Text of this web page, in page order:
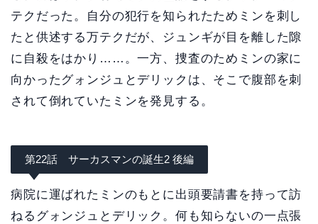
テクだった。自分の犯行を知られたためミンを刺し
たと供述する万テクだが、ジュンギが目を離した隙
に自殺をはかり……。一方、捜査のためミンの家に
向かったグォンジュとデリックは、そこで腹部を刺
されて倒れていたミンを発見する。
第22話 サーカスマンの誕生2 後編
病院に運ばれたミンのもとに出頭要請書を持って訪
ねるグォンジュとデリック。何も知らないの一点張